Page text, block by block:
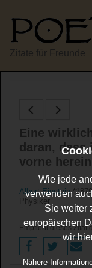
Wie jede
verwenden
Sie weiter
europäischen
wir
Nähere
Zitate für Freunde
Eine
daran, dass
vorne
Albert Einstein
Physiker
Empfiehl dieses Zitat